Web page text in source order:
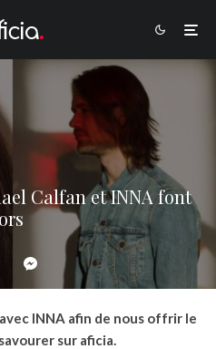
Calfan et INNA font
INNA afin de nous offrir le
sur aficia.